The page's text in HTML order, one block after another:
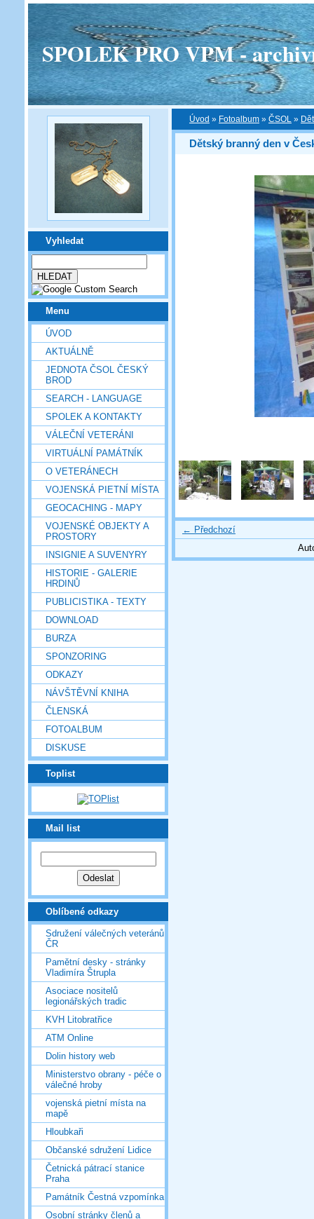
SPOLEK PRO VPM -
Vyhledat
Menu
ÚVOD
AKTUÁLNĚ
JEDNOTA ČSOL ČESKÝ
BROD
SEARCH - LANGUAGE
SPOLEK A KONTAKTY
VÁLEČNÍ VETERÁNI
VIRTUÁLNÍ PAMÁTNÍK
O VETERÁNECH
VOJENSKÁ PIETNÍ MÍSTA
GEOCACHING - MAPY
VOJENSKÉ OBJEKTY A
PROSTORY
INSIGNIE A SUVENYRY
HISTORIE - GALERIE
HRDINŮ
PUBLICISTIKA - TEXTY
DOWNLOAD
BURZA
SPONZORING
ODKAZY
NÁVŠTĚVNÍ KNIHA
ČLENSKÁ
FOTOALBUM
DISKUSE
Toplist
Mail list
Oblíbené odkazy
Sdružení válečných veteránů
ČR
Pamětní desky - stránky
Vladimíra Štrupla
Asociace nositelů
legionářských tradic
KVH Litobratřice
ATM Online
Dolin history web
Ministerstvo obrany - péče o
válečné hroby
vojenská pietní místa na
mapě
Hloubkaři
Občanské sdružení Lidice
Četnická pátrací stanice
Praha
Památník Čestná vzpomínka
Osobní stránky členů a
Úvod » Fotoalbum » ČSOL »
Dětský branný den v
← Předchozí